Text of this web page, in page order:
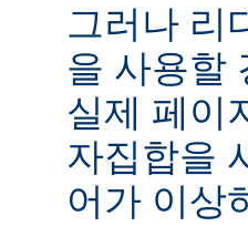
그러나 리
을 사용할
실제 페이
자집합을
어가 이상